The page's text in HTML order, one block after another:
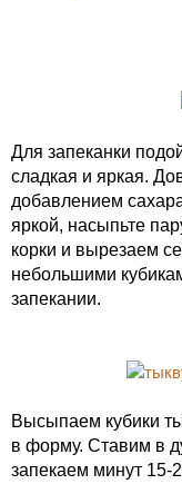
Для запеканки
сладкая и яркая.
добавлением
яркой, насыпьте
корки и вырезаем
небольшими
запекании.
Высыпаем кубики
в форму. Ставим в
запекаем минут 15-